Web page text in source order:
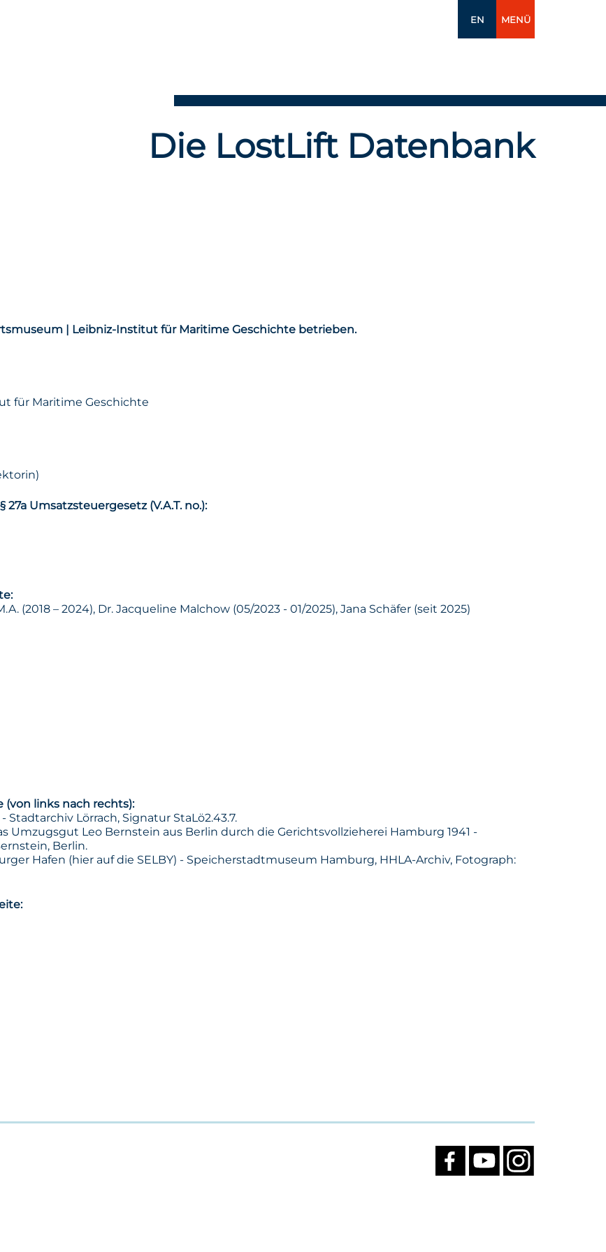
EN MENÜ
Die LostLift Datenbank
| Leibniz-Institut für Maritime Geschichte betrieben.
für Maritime Geschichte
Umsatzsteuergesetz (V.A.T. no.):
(2018 – 2024), Dr. Jacqueline Malchow (05/2023 - 01/2025), Jana Schäfer (seit 2025)
(von links nach rechts):
Lörrach, Signatur StaLö2.43.7.
Umzugsgut Leo Bernstein aus Berlin durch die Gerichtsvollzieherei Hamburg 1941 -
Berlin.
Hafen (hier auf die SELBY) - Speicherstadtmuseum Hamburg, HHLA-Archiv, Fotograph: